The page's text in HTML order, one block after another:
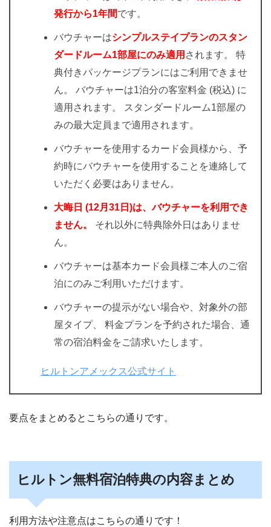
発行から1年間です。
バウチャーはシンプルステイプランのスタン
ダードルーム1部屋にのみ適用 されます。 特
典付きパッケージプランにはご利用できませ
ん。 バウチャーは1泊分の客室料金 (税込) に
適用されます。 スタンダードルーム1部屋の
みの最大定員まで適用されます。
バウチャーを使用するカード会員様から、予
約時にバウチャーを使用することを連絡して
いただく必要はありません。
大晦日 (12月31日)は、バウチャーを利用でき
ません。
それ以外に特典除外日はありませ
ん。
バウチャーは基本カード会員様ご本人のご宿
泊にのみご利用いただけます。
バウチャーの提示がない場合や、対象外の部
屋タイプ、 料金プランを予約された場合、通
常の宿泊料金をご請求いたします。
ヒルトンアメックス公式サイト
要点をまとめるとこちらの通りです。
ヒルトン無料宿泊特典の内容まとめ
利用方法や注意点はこちらの通りです！